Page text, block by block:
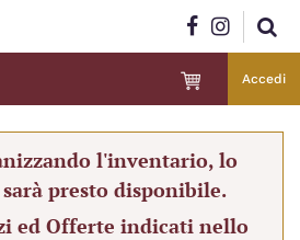
Accedi
l'inventario, lo
presto disponibile.
ed Offerte indicati nello